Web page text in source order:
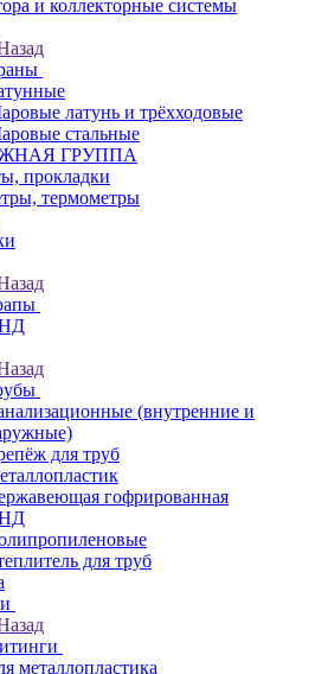
и коллекторные системы
латунь и трёхходовые
стальные
ГРУППА
прокладки
термометры
(внутренние и
для труб
гофрированная
для труб
металлопластика